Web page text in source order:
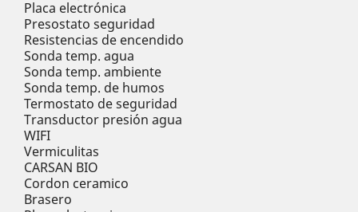
Placa electrónica
Presostato seguridad
Resistencias de encendido
Sonda temp. agua
Sonda temp. ambiente
Sonda temp. de humos
Termostato de seguridad
Transductor presión agua
WIFI
Vermiculitas
CARSAN BIO
Cordon ceramico
Brasero